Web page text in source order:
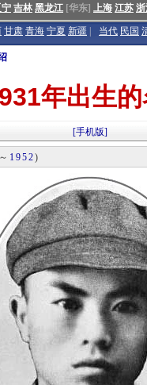
吉林 黑龙江 [华东] 上海 江苏
甘肃 青海 宁夏 新疆 当代 民国
年出生
[手机版]
～ 1952)